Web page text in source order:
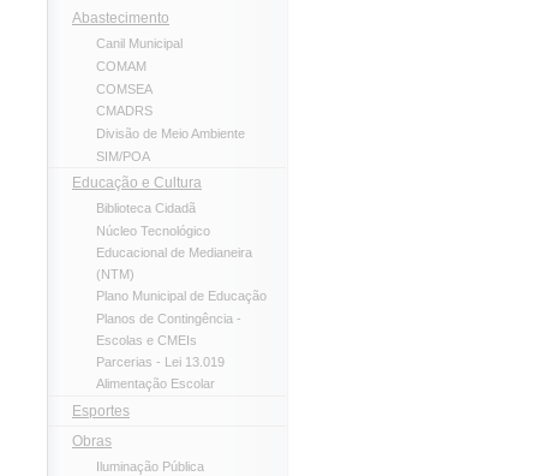
Abastecimento
Canil Municipal
COMAM
COMSEA
CMADRS
Divisão de Meio Ambiente
SIM/POA
Educação e Cultura
Biblioteca Cidadã
Núcleo Tecnológico
Educacional de Medianeira
(NTM)
Plano Municipal de Educação
Planos de Contingência -
Escolas e CMEIs
Parcerias - Lei 13.019
Alimentação Escolar
Esportes
Obras
Iluminação Pública